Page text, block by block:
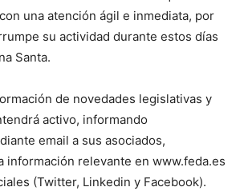
una atención ágil e inmediata, por
su actividad durante estos días
Santa.
de novedades legislativas y
activo, informando
email a sus asociados,
información relevante en www.feda.es
(Twitter, Linkedin y Facebook).